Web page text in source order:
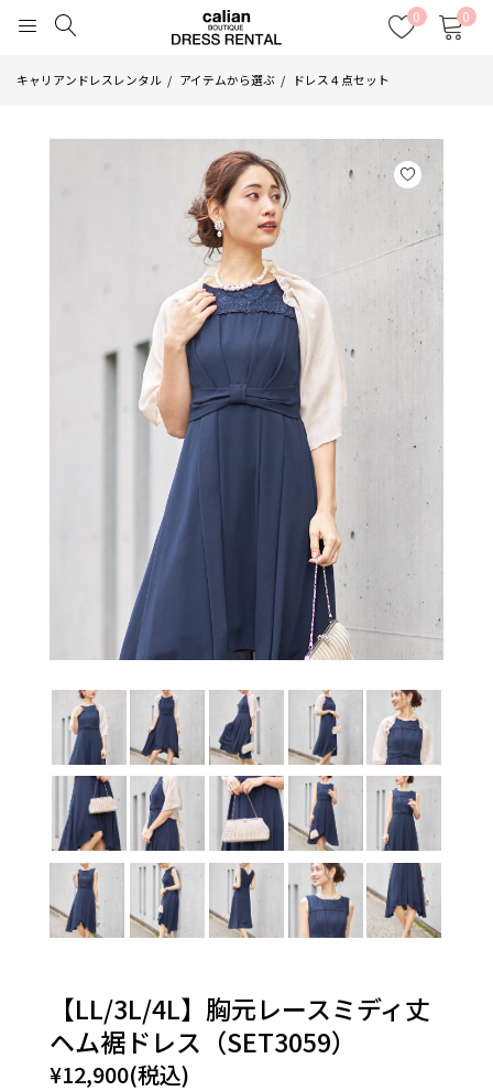
0 0
キャリアンドレスレンタル アイテムから選ぶ ドレス４点セット
【LL/3L/4L】胸元レースミディ丈
ヘム裾ドレス（SET3059）
¥12,900(税込)